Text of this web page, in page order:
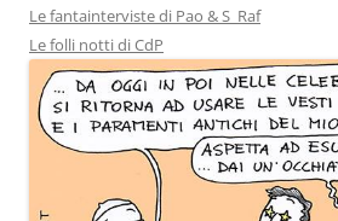
Le fantainterviste di Pao & S_Raf
Le folli notti di CdP